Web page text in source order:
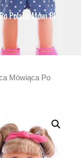
Polsku Mówi Pl
Mówiąca Po